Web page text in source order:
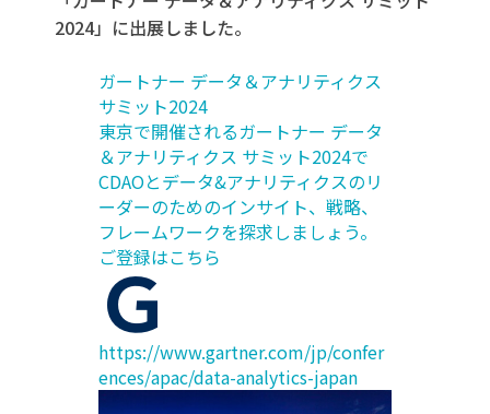
2024」に出展しました。
ガートナー データ＆アナリティクス
サミット2024
東京で開催されるガートナー データ
＆アナリティクス サミット2024で
CDAOとデータ&アナリティクスのリ
ーダーのためのインサイト、戦略、
フレームワークを探求しましょう。
ご登録はこちら
https://www.gartner.com/jp/confer
ences/apac/data-analytics-japan